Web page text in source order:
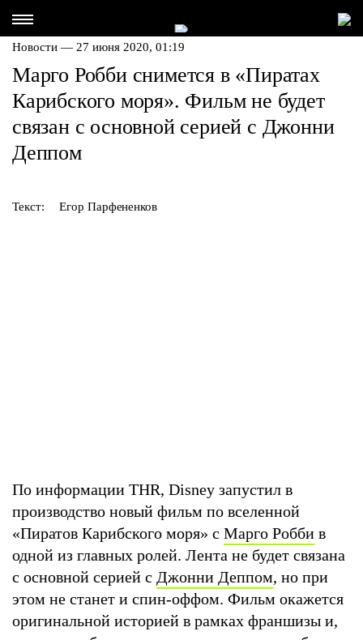
Новости — 27 июня 2020, 01:19
Марго Робби снимется в «Пиратах
Карибского моря». Фильм не будет
связан с основной серией с Джонни
Деппом
Текст: Егор Парфененков
По информации THR, Disney запустил в
производство новый фильм по вселенной
«Пиратов Карибского моря» с Марго Робби в
одной из главных ролей. Лента не будет связана
с основной серией с Джонни Деппом, но при
этом не станет и спин-оффом. Фильм окажется
оригинальной историей в рамках франшизы и,